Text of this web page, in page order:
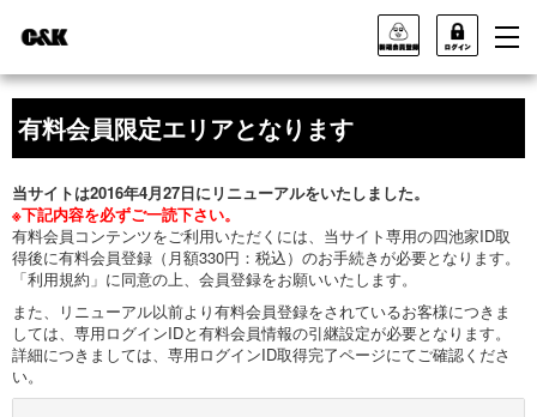
有料会員限定エリアとなります
当サイトは2016年4月27日にリニューアルをいたしました。
※下記内容を必ずご一読下さい。
有料会員コンテンツをご利用いただくには、当サイト専用の四池家ID取
得後に有料会員登録（月額330円：税込）のお手続きが必要となります。
「利用規約」に同意の上、会員登録をお願いいたします。
また、リニューアル以前より有料会員登録をされているお客様につきま
しては、専用ログインIDと有料会員情報の引継設定が必要となります。
詳細につきましては、専用ログインID取得完了ページにてご確認くださ
い。